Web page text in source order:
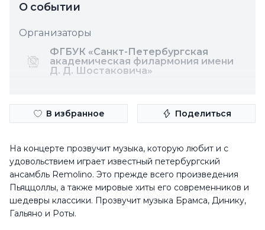
О событии
Организаторы
ФГБУК «Санкт-Петербургская
академическая филармония имени
Д. Д. Шостаковича»
В избранное Поделиться
На концерте прозвучит музыка, которую любит и с
удовольствием играет известный петербургский
ансамбль Remolino. Это прежде всего произведения
Пьяццоллы, а также мировые хиты его современников и
шедевры классики. Прозвучит музыка Брамса, Динику,
Гальяно и Роты.